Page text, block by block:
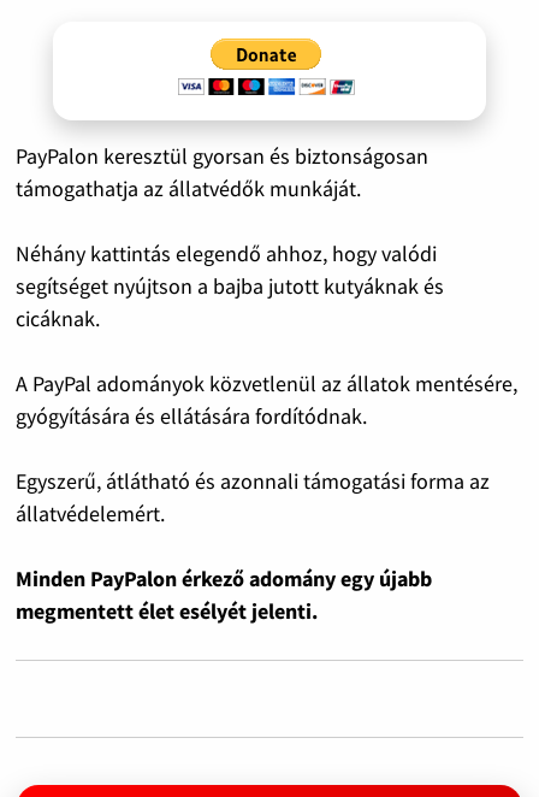
PayPalon keresztül gyorsan és biztonságosan
támogathatja az állatvédők munkáját.
Néhány kattintás elegendő ahhoz, hogy valódi
segítséget nyújtson a bajba jutott kutyáknak és
cicáknak.
A PayPal adományok közvetlenül az állatok mentésére,
gyógyítására és ellátására fordítódnak.
Egyszerű, átlátható és azonnali támogatási forma az
állatvédelemért.
Minden PayPalon érkező adomány egy újabb
megmentett élet esélyét jelenti.